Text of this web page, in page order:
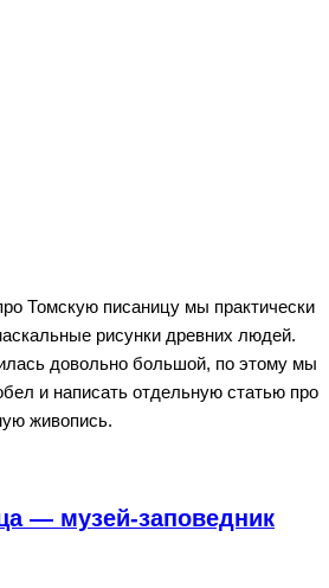
Томскую писаницу мы практически
рисунки древних людей.
довольно большой, по этому мы
и написать отдельную статью про
живопись.
— музей-заповедник